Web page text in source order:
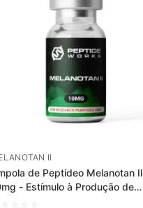
II
de Peptídeo Melanotan II
- Estímulo à Produção de